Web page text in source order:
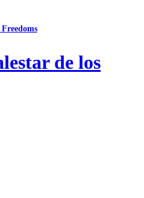
de los